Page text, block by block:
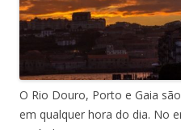
O Rio Douro, Porto e Gaia
em qualquer hora do dia. No